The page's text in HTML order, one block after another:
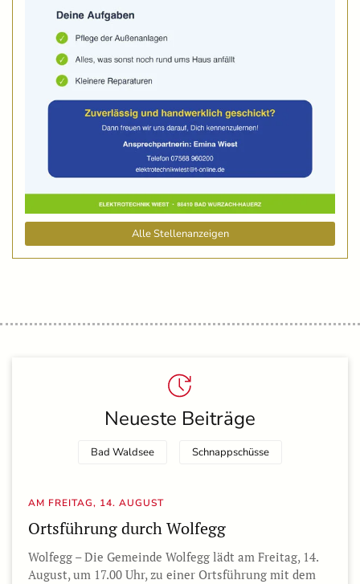
Alle Stellenanzeigen
Neueste Beiträge
Bad Waldsee Schnappschüsse
AM FREITAG, 14. AUGUST
Ortsführung durch Wolfegg
Wolfegg – Die Gemeinde Wolfegg lädt am Freitag, 14.
August, um 17.00 Uhr, zu einer Ortsführung mit dem